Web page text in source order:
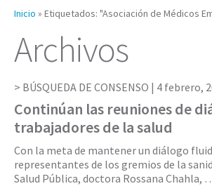
Inicio » Etiquetados: "Asociación de Médicos
Archivos
BÚSQUEDA DE CONSENSO | 4 febrero,
Continúan las reuniones de
trabajadores de la salud
Con la meta de mantener un diálogo
representantes de los gremios de la
Salud Pública, doctora Rossana Chahla,